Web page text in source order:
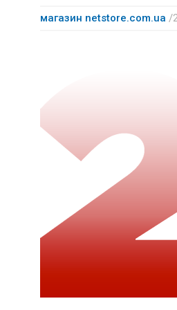
магазин netstore.com.ua /